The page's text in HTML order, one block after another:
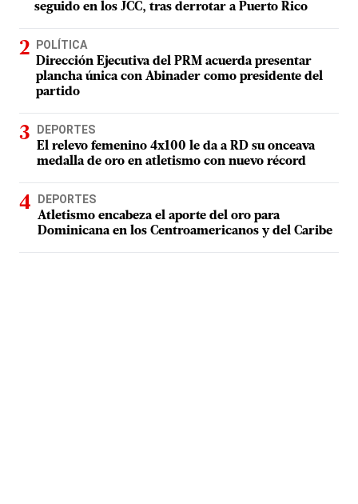
seguido en los JCC, tras derrotar a Puerto Rico
POLÍTICA
Dirección Ejecutiva del PRM acuerda presentar
plancha única con Abinader como presidente del
partido
DEPORTES
El relevo femenino 4x100 le da a RD su onceava
medalla de oro en atletismo con nuevo récord
DEPORTES
Atletismo encabeza el aporte del oro para
Dominicana en los Centroamericanos y del Caribe